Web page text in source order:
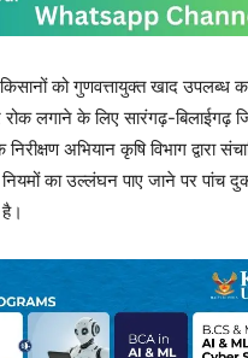
को गुणवत्तायुक्त खाद उपलब्ध
रोक लगाने के लिए सारंगढ़-बिलाईगढ़
अभियान कृषि विभाग द्वारा
का उल्लंघन पाए जाने पर पांच